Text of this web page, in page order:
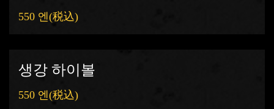
550 엔(税込)
생강 하이볼
550 엔(税込)